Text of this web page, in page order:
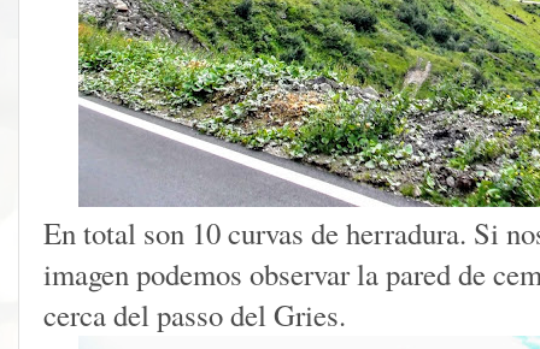
En total son 10 curvas de herradura. Si
imagen podemos observar la pared de
cerca del passo del Gries.